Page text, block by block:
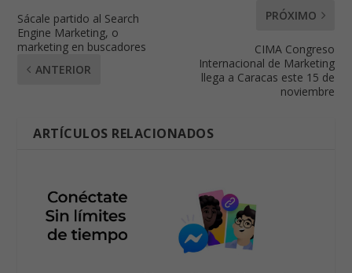
Sácale partido al Search
Engine Marketing, o
marketing en buscadores
ANTERIOR
PRÓXIMO
CIMA Congreso
Internacional de Marketing
llega a Caracas este 15 de
noviembre
ARTÍCULOS RELACIONADOS